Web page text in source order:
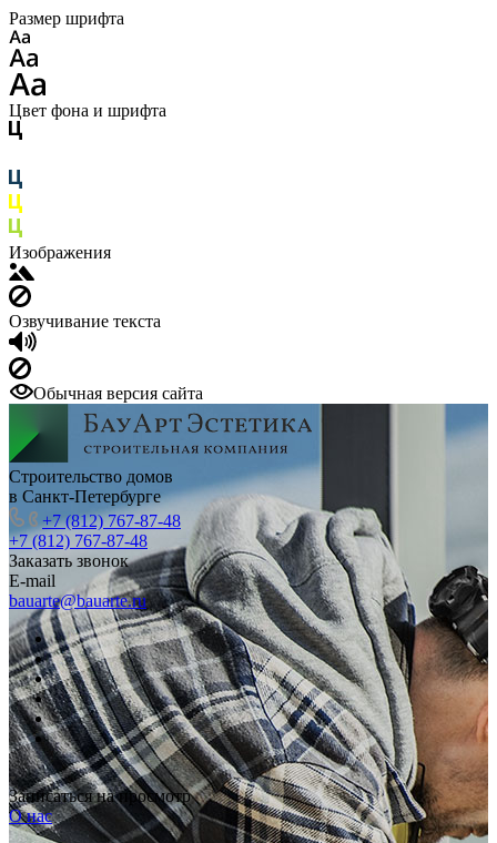
Размер шрифта
Цвет фона и шрифта
Изображения
Озвучивание текста
Обычная версия сайта
Строительство домов
в Санкт-Петербурге
+7 (812) 767-87-48
+7 (812) 767-87-48
Заказать звонок
E-mail
bauarte@bauarte.ru
Записаться на просмотр
О нас